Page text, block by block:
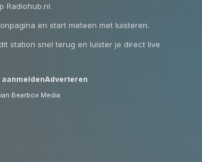
Radiohub.nl.
en start meteen met luisteren.
station snel terug en luister je direct live
aanmeldenAdverteren
Bearbox Media